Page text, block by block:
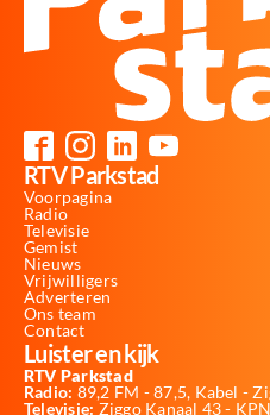
RTV Parkstad
Voorpagina
Radio
Televisie
Gemist
Nieuws
Vrijwilligers
Adverteren
Ons team
Contact
Luister en kijk
RTV Parkstad
Radio: 89,2 FM - 87,5, Kabel -
Televisie: Ziggo Kanaal 43 -